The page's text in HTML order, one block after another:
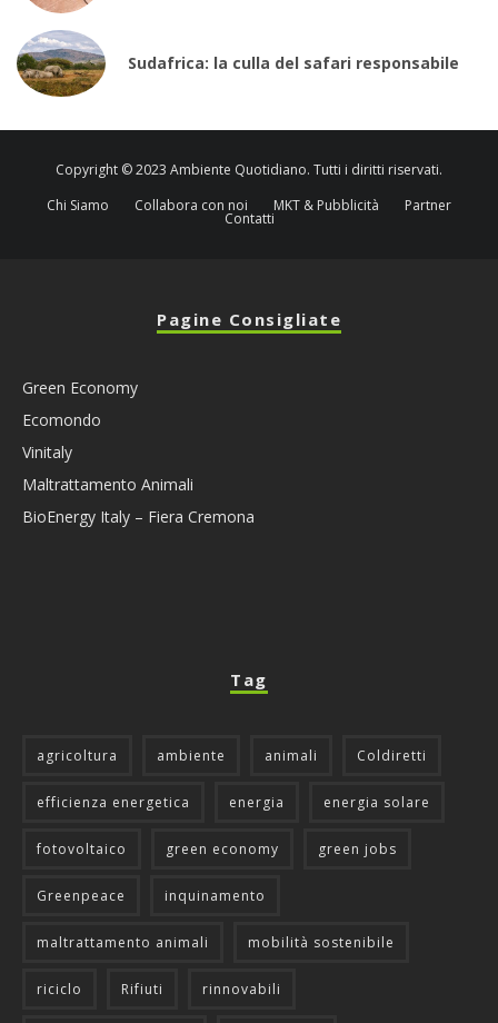
Sudafrica: la culla del safari responsabile
Copyright © 2023 Ambiente Quotidiano. Tutti i diritti riservati.
Chi Siamo
Collabora con noi MKT & Pubblicità Partner
Contatti
Pagine Consigliate
Green Economy
Ecomondo
Vinitaly
Maltrattamento Animali
BioEnergy Italy – Fiera Cremona
Tag
agricoltura ambiente animali Coldiretti
efficienza energetica energia energia solare
fotovoltaico green economy green jobs
Greenpeace inquinamento
maltrattamento animali mobilità sostenibile
riciclo Rifiuti rinnovabili